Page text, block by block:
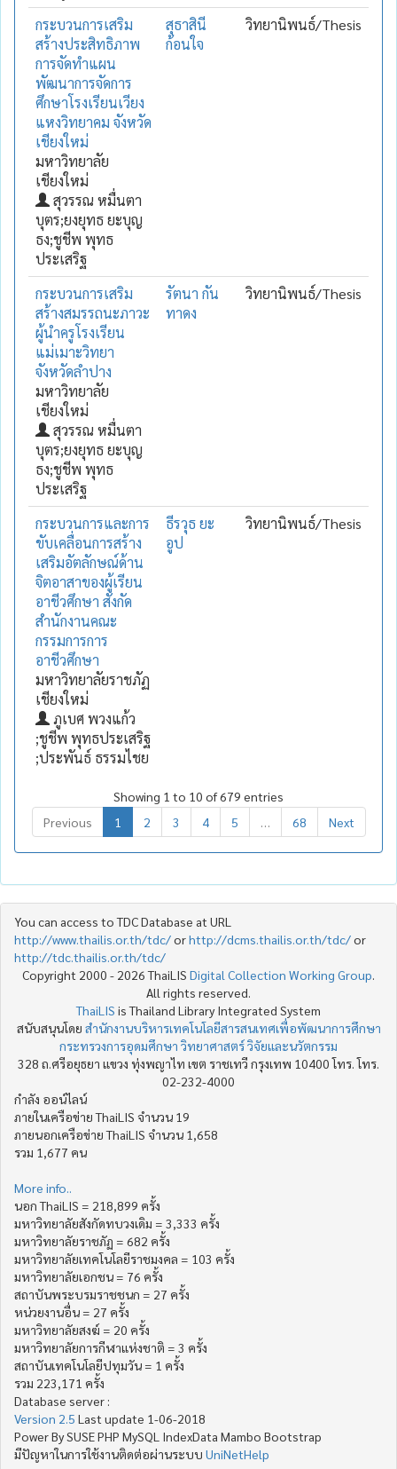
กระบวนการเสริม
สร้างประสิทธิภาพ
การจัดทำแผน
พัฒนาการจัดการ
ศึกษาโรงเรียนเวียง
แหงวิทยาคม จังหวัด
เชียงใหม่
มหาวิทยาลัย
เชียงใหม่
สุวรรณ หมื่นตา
บุตร;ยงยุทธ ยะบุญ
ธง;ชูชีพ พุทธ
ประเสริฐ
สุธาสินี
ก้อนใจ
วิทยานิพนธ์/Thesis
กระบวนการเสริม
สร้างสมรรถนะภาวะ
ผู้นำครูโรงเรียน
แม่เมาะวิทยา
จังหวัดลำปาง
มหาวิทยาลัย
เชียงใหม่
สุวรรณ หมื่นตา
บุตร;ยงยุทธ ยะบุญ
ธง;ชูชีพ พุทธ
ประเสริฐ
รัตนา กัน
ทาดง
วิทยานิพนธ์/Thesis
กระบวนการและการ
ขับเคลื่อนการสร้าง
เสริมอัตลักษณ์ด้าน
จิตอาสาของผู้เรียน
อาชีวศึกษา สังกัด
สำนักงานคณะ
กรรมการการ
อาชีวศึกษา
มหาวิทยาลัยราชภัฏ
เชียงใหม่
ภูเบศ พวงแก้ว
;ชูชีพ พุทธประเสริฐ
;ประพันธ์ ธรรมไชย
ธีรวุธ ยะ
อูป
วิทยานิพนธ์/Thesis
Showing 1 to 10 of 679 entries
Previous
1 2 3 4 5 68 Next
You can access to TDC Database at URL
http://www.thailis.or.th/tdc/orhttp://dcms.thailis.or.th/tdc/or
http://tdc.thailis.or.th/tdc/
Copyright 2000 - 2026 ThaiLIS Digital Collection Working Group
All rights reserved.
ThaiLIS is Thailand Library Integrated System
สนับสนุนโดย สำนักงานบริหารเทคโนโลยีสารสนเทศเพื่อพัฒนาการศึกษา
กระทรวงการอุดมศึกษา วิทยาศาสตร์ วิจัยและนวัตกรรม
328 ถ.ศรีอยุธยา แขวง ทุ่งพญาไท เขต ราชเทวี กรุงเทพ 10400 โทร. โทร.
02-232-4000
กำลัง ออน์ไลน์
ภายในเครือข่าย ThaiLIS จำนวน 19
ภายนอกเครือข่าย ThaiLIS จำนวน 1,658
รวม 1,677 คน
More info..
นอก ThaiLIS = 218,899 ครั้ง
มหาวิทยาลัยสังกัดทบวงเดิม = 3,333 ครั้ง
มหาวิทยาลัยราชภัฏ = 682 ครั้ง
มหาวิทยาลัยเทคโนโลยีราชมงคล = 103 ครั้ง
มหาวิทยาลัยเอกชน = 76 ครั้ง
สถาบันพระบรมราชชนก = 27 ครั้ง
หน่วยงานอื่น = 27 ครั้ง
มหาวิทยาลัยสงฆ์ = 20 ครั้ง
มหาวิทยาลัยการกีฬาแห่งชาติ = 3 ครั้ง
สถาบันเทคโนโลยีปทุมวัน = 1 ครั้ง
รวม 223,171 ครั้ง
Database server :
Version 2.5 Last update 1-06-2018
Power By SUSE PHP MySQL IndexData Mambo Bootstrap
มีปัญหาในการใช้งานติดต่อผ่านระบบ UniNetHelp